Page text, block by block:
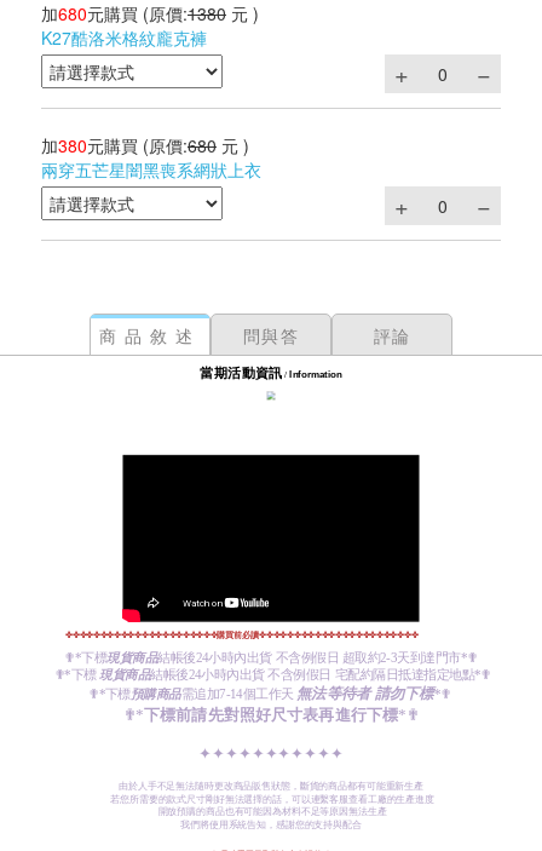
加680元購買 (原價:1380 元 )
K27酷洛米格紋龐克褲
加380元購買 (原價:680 元 )
兩穿五芒星闇黑喪系網狀上衣
商品敘述 問與答 評論